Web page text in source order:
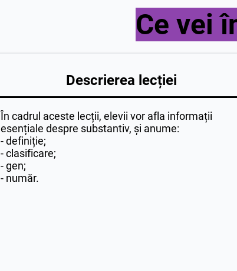
Ce vei
Descrierea lecției
În cadrul aceste lecții, elevii vor afla informații
esențiale despre substantiv, și anume:
- definiție;
- clasificare;
- gen;
- număr.